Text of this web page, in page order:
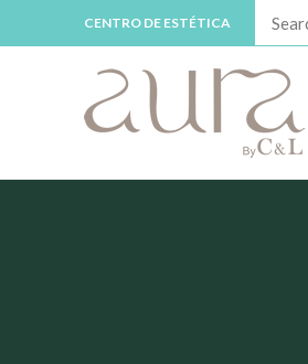
CENTRO DE ESTÉTICA